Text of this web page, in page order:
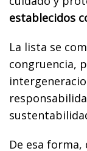
establecidos
La lista se
congruencia,
De esa